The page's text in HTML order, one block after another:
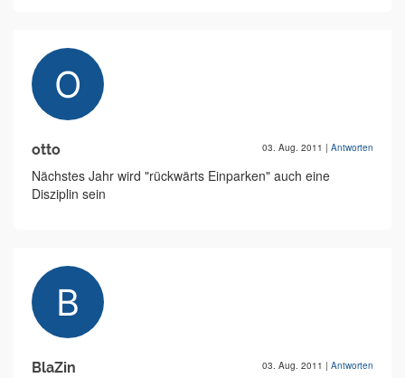
otto 03. Aug. 2011 | Antworten
Nächstes Jahr wird "rückwärts Einparken" auch eine
Disziplin sein
BlaZin 03. Aug. 2011 | Antworten